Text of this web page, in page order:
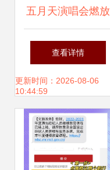
五月天演唱会燃放
烟火意外，粉丝受
伤引发关注
查看详情
更新时间：2026-08-06
10:44:59